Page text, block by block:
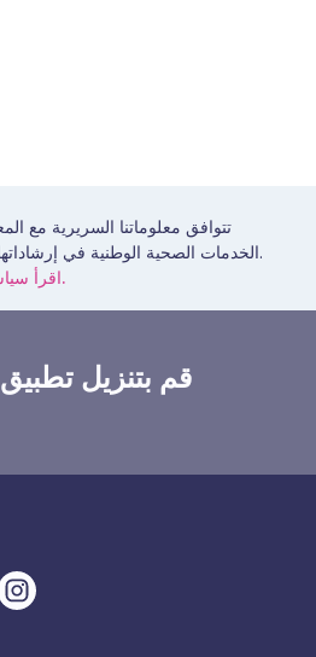
تتوافق معلوماتنا السريرية مع
الخدمات الصحية الوطنية في إرشاداتها لإنشاء محتوى صحي.
اقرأ سياسة التحرير الخاصة بنا.
قم بتنزيل